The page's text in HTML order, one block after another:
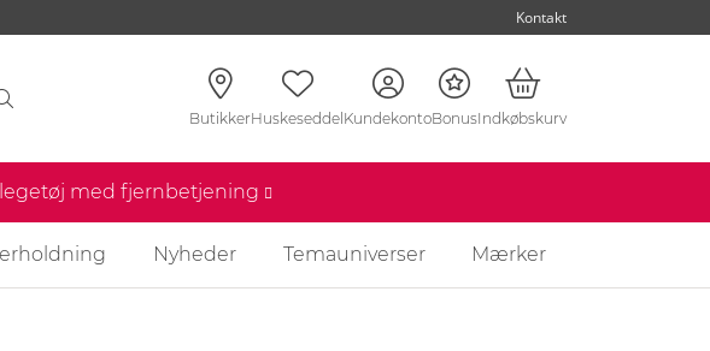
Kontakt
ButikkerHuskeseddelKundekontoBonusIndkøbskurv
med fjernbetjening
Nyheder Temauniverser Mærker